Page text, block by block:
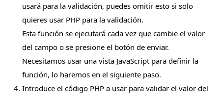
usará para la validación, puedes omitir esto si solo
quieres usar PHP para la validación.
Esta función se ejecutará cada vez que cambie el valor
del campo o se presione el botón de enviar.
Necesitamos usar una vista JavaScript para definir la
función, lo haremos en el siguiente paso.
Introduce el código PHP a usar para validar el valor del